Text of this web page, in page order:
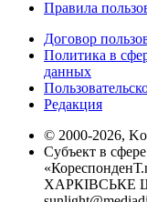
Правила
Договор
Политика в
данных
Редакция
© 2000-2026,
Субъект в
ХАРКІВСЬКЕ